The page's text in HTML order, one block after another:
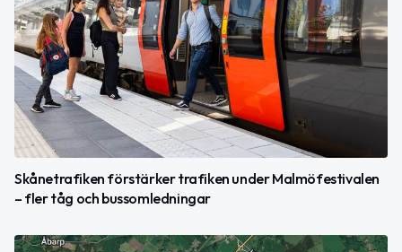
Skånetrafiken förstärker trafiken under Malmöfestivalen
– fler tåg och bussomledningar